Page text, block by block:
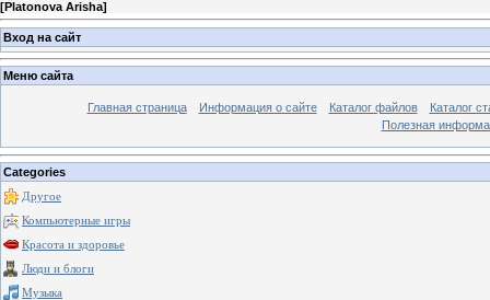
[Platonova Arisha]
Вход на сайт
Меню сайта
Главная страница Информация о сайте Каталог файлов
Каталог
Полезная
Categories
Другое
Компьютерные игры
Красота и здоровье
Люди и блоги
Музыка